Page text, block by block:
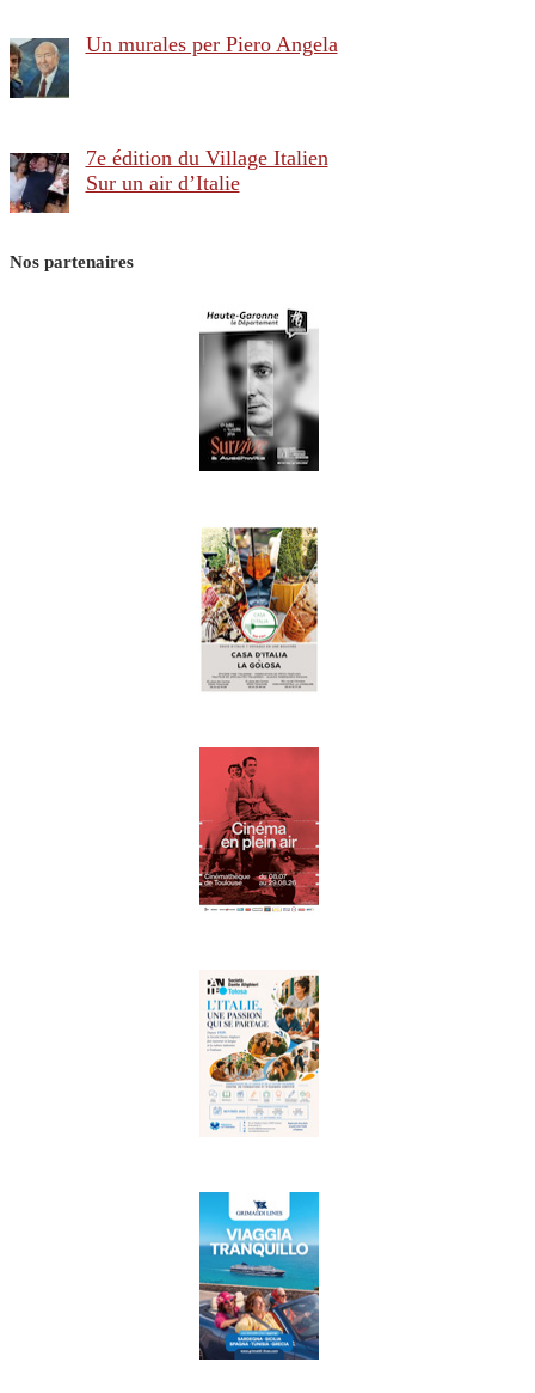
Un murales per Piero Angela
7e édition du Village Italien
Sur un air d’Italie
Nos partenaires